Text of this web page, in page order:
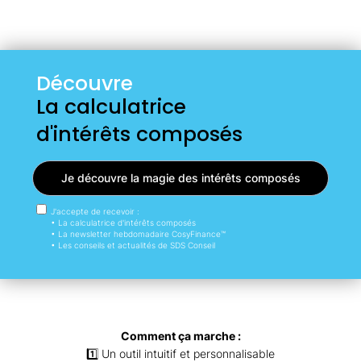
Découvre
La calculatrice
d'intérêts composés
Je découvre la magie des intérêts composés
J'accepte de recevoir :
• La calculatrice d'intérêts composés
• La newsletter hebdomadaire CosyFinance™
• Les conseils et actualités de SDS Conseil
Comment ça marche :
1️⃣ Un outil intuitif et personnalisable